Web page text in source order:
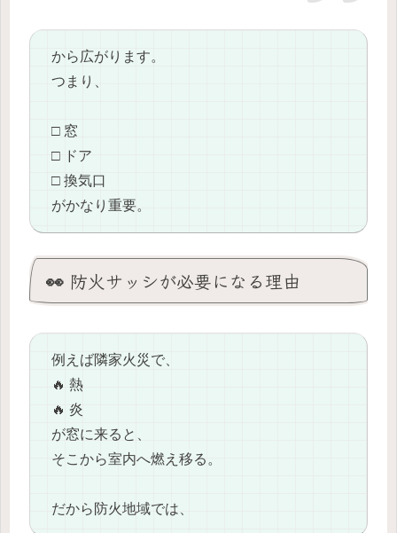
から広がります。
つまり、
□ 窓
□ ドア
□ 換気口
がかなり重要。
👀 防火サッシが必要になる理由
例えば隣家火災で、
🔥 熱
🔥 炎
が窓に来ると、
そこから室内へ燃え移る。
だから防火地域では、